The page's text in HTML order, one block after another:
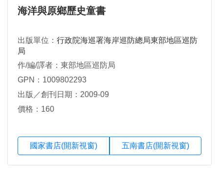
海洋與原鄉歷史童書
出版單位： 行政院海巡署海岸巡防總局東部地區巡防
局
作/編/譯者：東部地區巡防局
GPN：1009802293
出版／創刊日期：2009-09
價格：160
國家書店(開新視窗) 五南書店(開新視窗)